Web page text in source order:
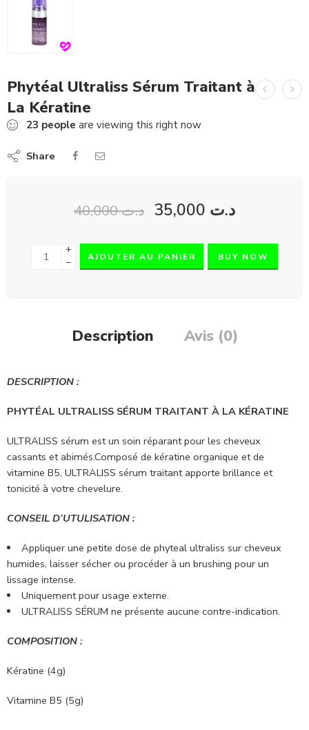
Phytéal Ultraliss Sérum Traitant à
La Kératine
23 people are viewing this right now
Share
د.ت40,000 د.ت
+
−
AJOUTER AU PANIER BUY NOW
Description Avis (0)
DESCRIPTION :
PHYTÉAL ULTRALISS SÉRUM TRAITANT À LA KÉRATINE
ULTRALISS sérum est un soin réparant pour les cheveux
cassants et abimés.Composé de kératine organique et de
vitamine B5, ULTRALISS sérum traitant apporte brillance et
tonicité à votre chevelure.
CONSEIL D’UTULISATION :
Appliquer une petite dose de phyteal ultraliss sur cheveux
humides, laisser sécher ou procéder à un brushing pour un
lissage intense.
Uniquement pour usage externe.
ULTRALISS SÉRUM ne présente aucune contre-indication.
COMPOSITION :
Kératine (4g)
Vitamine B5 (5g)